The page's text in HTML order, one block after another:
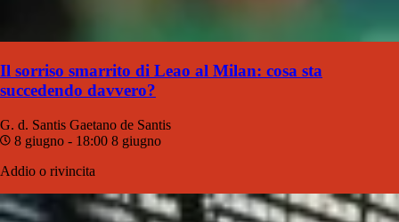
Il sorriso smarrito di Leao al Milan: cosa sta
succedendo davvero?
G. d. Santis Gaetano de Santis
8 giugno - 18:00 8 giugno
Addio o rivincita